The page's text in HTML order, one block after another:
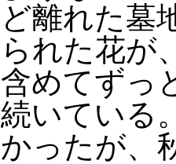
ど離れた墓
られた花が
含めてずっ
続いている
かったが、